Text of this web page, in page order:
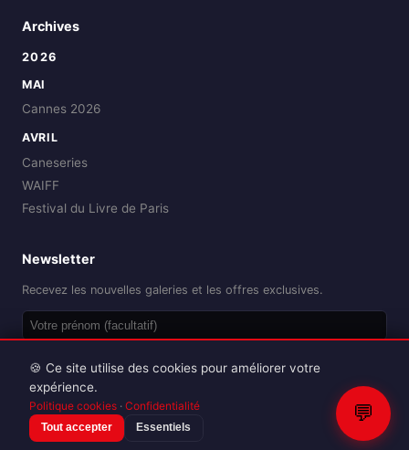
Archives
2026
MAI
Cannes 2026
AVRIL
Caneseries
WAIFF
Festival du Livre de Paris
Newsletter
Recevez les nouvelles galeries et les offres exclusives.
Reproduction interdite sans autorisation.
💬
🍪 Ce site utilise des cookies pour améliorer votre
expérience.
Politique cookies · Confidentialité
Tout accepter Essentiels